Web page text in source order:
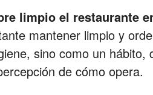
limpio el restaurante
mantener limpio y
sino como un
de cómo opera.